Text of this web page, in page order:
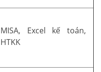
MISA, Excel kế toán,
HTKK